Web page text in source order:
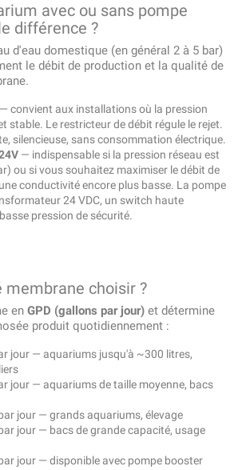
avec ou sans pompe
différence ?
d'eau domestique (en général 2 à 5 bar)
le débit de production et la qualité de
— convient aux installations où la pression
stable. Le restricteur de débit régule le rejet.
silencieuse, sans consommation électrique.
— indispensable si la pression réseau est
ou si vous souhaitez maximiser le débit de
conductivité encore plus basse. La pompe
24 VDC, un switch haute
pression de sécurité.
membrane choisir ?
en GPD (gallons par jour) et détermine
produit quotidiennement :
jour — aquariums jusqu'à ~300 litres,
jour — aquariums de taille moyenne, bacs
jour — grands aquariums, élevage
jour — bacs de grande capacité, usage
jour — disponible avec pompe booster